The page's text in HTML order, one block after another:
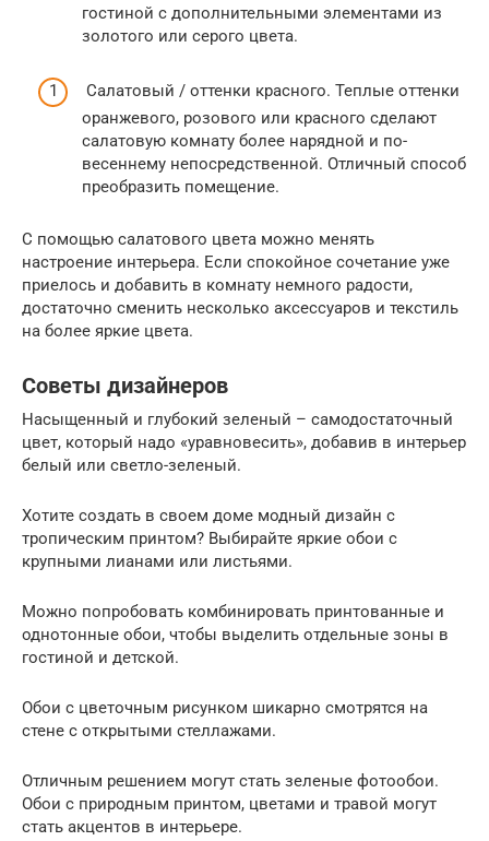
гостиной с дополнительными элементами из
золотого или серого цвета.
Салатовый / оттенки красного. Теплые оттенки
оранжевого, розового или красного сделают
салатовую комнату более нарядной и по-
весеннему непосредственной. Отличный способ
преобразить помещение.
С помощью салатового цвета можно менять
настроение интерьера. Если спокойное сочетание уже
приелось и добавить в комнату немного радости,
достаточно сменить несколько аксессуаров и текстиль
на более яркие цвета.
Советы дизайнеров
Насыщенный и глубокий зеленый – самодостаточный
цвет, который надо «уравновесить», добавив в интерьер
белый или светло-зеленый.
Хотите создать в своем доме модный дизайн с
тропическим принтом? Выбирайте яркие обои с
крупными лианами или листьями.
Можно попробовать комбинировать принтованные и
однотонные обои, чтобы выделить отдельные зоны в
гостиной и детской.
Обои с цветочным рисунком шикарно смотрятся на
стене с открытыми стеллажами.
Отличным решением могут стать зеленые фотообои.
Обои с природным принтом, цветами и травой могут
стать акцентов в интерьере.